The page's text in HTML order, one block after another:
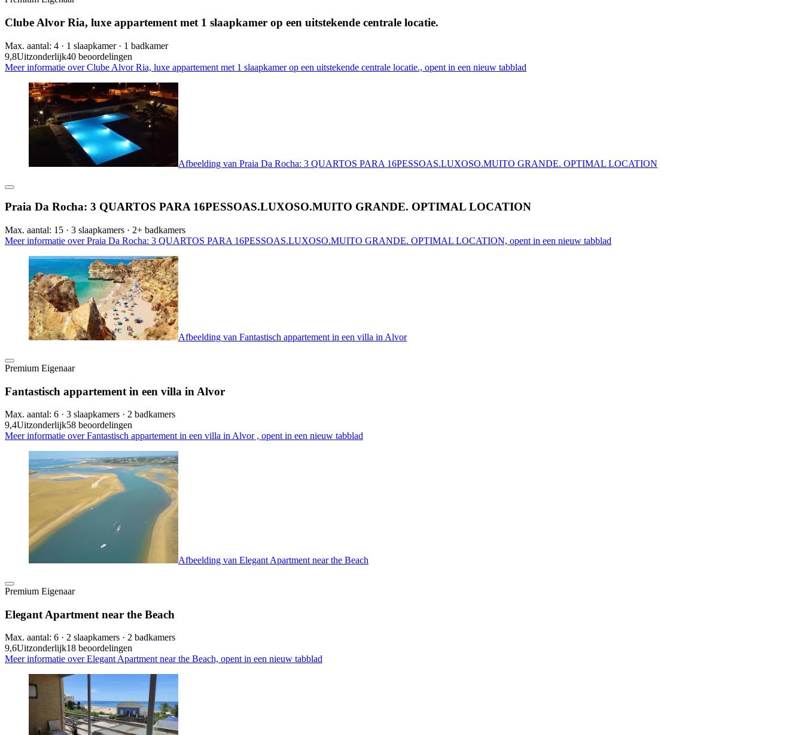
Clube Alvor Ria, luxe appartement met 1 slaapkamer op een uitstekende centrale locatie.
Max. aantal: 4 · 1 slaapkamer · 1 badkamer
9,8Uitzonderlijk40 beoordelingen
Meer informatie over Clube Alvor Ria, luxe appartement met 1 slaapkamer op een uitstekende centrale locatie., opent in een nieuw tabblad
Afbeelding van Praia Da Rocha: 3 QUARTOS PARA 16PESSOAS.LUXOSO.MUITO GRANDE. OPTIMAL LOCATION
Praia Da Rocha: 3 QUARTOS PARA 16PESSOAS.LUXOSO.MUITO GRANDE. OPTIMAL LOCATION
Max. aantal: 15 · 3 slaapkamers · 2+ badkamers
Meer informatie over Praia Da Rocha: 3 QUARTOS PARA 16PESSOAS.LUXOSO.MUITO GRANDE. OPTIMAL LOCATION, opent in een nieuw tabblad
Afbeelding van Fantastisch appartement in een villa in Alvor
Premium Eigenaar
Fantastisch appartement in een villa in Alvor
Max. aantal: 6 · 3 slaapkamers · 2 badkamers
9,4Uitzonderlijk58 beoordelingen
Meer informatie over Fantastisch appartement in een villa in Alvor , opent in een nieuw tabblad
Afbeelding van Elegant Apartment near the Beach
Premium Eigenaar
Elegant Apartment near the Beach
Max. aantal: 6 · 2 slaapkamers · 2 badkamers
9,6Uitzonderlijk18 beoordelingen
Meer informatie over Elegant Apartment near the Beach, opent in een nieuw tabblad